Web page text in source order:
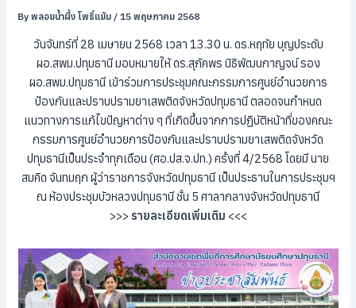
Byพลอยน้ำผึ้ง โพธิ์แย้ม /15 พฤษภาคม 2568
วันจันทร์ที่ 28 เมษายน 2568 เวลา 13.30 น. ดร.หฤทัย บุญประดับ
ผอ.สพม.ปทุมธานี มอบหมายให้ ดร.สุภัคพร นิธิพัฒนกาญจน์ รอง
ผอ.สพม.ปทุมธานี เข้าร่วมการประชุมคณะกรรมการศูนย์อำนวยการ
ป้องกันและปราบปรามยาเสพติดจังหวัดปทุมธานี ตลอดจนกำหนด
แนวทางการแก้ไขปัญหาต่าง ๆ ที่เกิดขึ้นจากการปฏิบัติหน้าที่ของคณะ
กรรมการศูนย์อำนวยการป้องกันและปราบปรามยาเสพติดจังหวัด
ปทุมธานีเป็นประจำทุกเดือน (ศอ.ปส.จ.ปท.) ครั้งที่ 4/2568 โดยมี นาย
สมคิด จันทมฤก ผู้ว่าราชการจังหวัดปทุมธานี เป็นประธานในการประชุมฯ
ณ ห้องประชุมบัวหลวงปทุมธานี ชั้น 5 ศาลากลางจังหวัดปทุมธานี
>>> รายละเอียดเพิ่มเติม <<<